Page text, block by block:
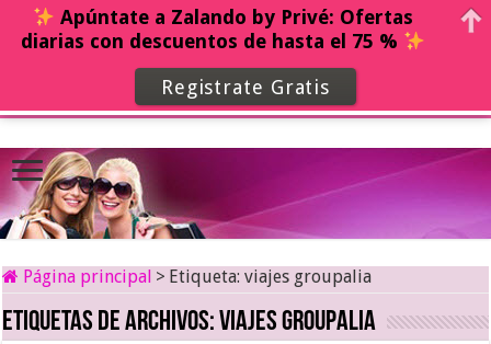
Página principal > Etiqueta:viajes groupalia
Etiquetas de archivos:viajes groupalia
Apúntate a Zalando by Privé: Ofertas
diarias con descuentos de hasta el 75 %
Registrate Gratis